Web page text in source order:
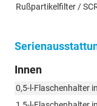
Rußpartikelfilter /
Innen
0,5-l-Flaschenhalter